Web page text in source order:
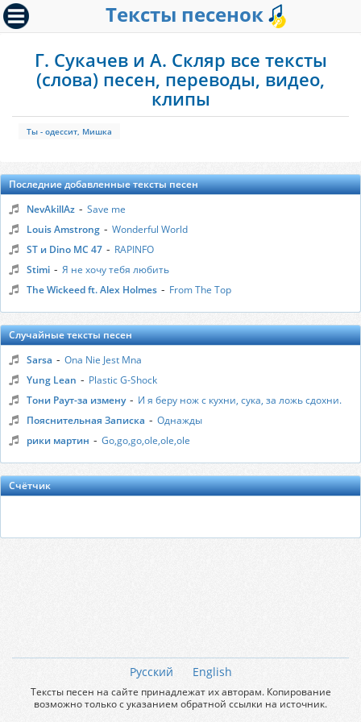
Тексты песенок
Г. Сукачев и А. Скляр все тексты
(слова) песен, переводы, видео,
клипы
Ты - одессит, Мишка
Последние добавленные тексты песен
NevAkillAz - Save me
Louis Amstrong - Wonderful World
ST и Dino MC 47 - RAPINFO
Stimi - Я не хочу тебя любить
The Wickeed ft. Alex Holmes - From The Top
Случайные тексты песен
Sarsa - Ona Nie Jest Mna
Yung Lean - Plastic G-Shock
Тони Раут-за измену - И я беру нож с кухни, сука, за ложь сдохни.
Пояснительная Записка - Однажды
рики мартин - Go,go,go,ole,ole,ole
Счётчик
Русский English
Тексты песен на сайте принадлежат их авторам. Копирование
возможно только с указанием обратной ссылки на источник.